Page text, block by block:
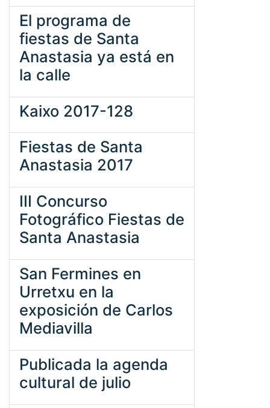
El programa de
fiestas de Santa
Anastasia ya está en
la calle
Kaixo 2017-128
Fiestas de Santa
Anastasia 2017
III Concurso
Fotográfico Fiestas de
Santa Anastasia
San Fermines en
Urretxu en la
exposición de Carlos
Mediavilla
Publicada la agenda
cultural de julio